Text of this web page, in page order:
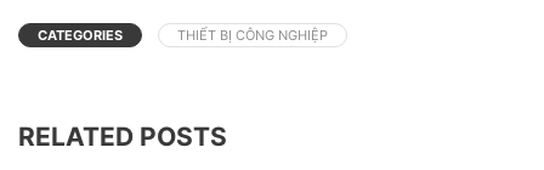
CATEGORIES THIẾT BỊ CÔNG NGHIỆP
RELATED POSTS